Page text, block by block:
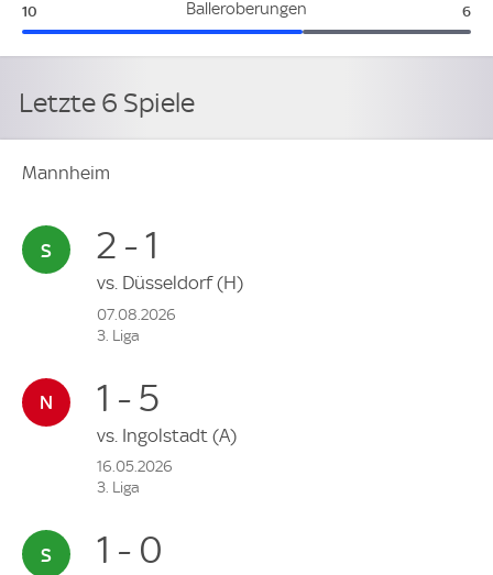
Balleroberungen
Mannheim:
10 6
Letzte 6 Spiele
Mannheim
2 - 1
vs. Düsseldorf(H)
07.08.2026
3. Liga
1 - 5
vs. Ingolstadt (A)
16.05.2026
3. Liga
1 - 0